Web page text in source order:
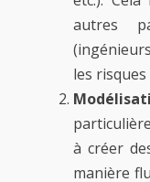
autres
les
à créer
manière